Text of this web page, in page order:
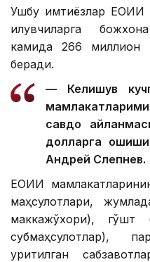
Ушбу имтиёзлар ЕОИИ
қилувчиларга
камида 266 миллион
беради.
— Келишув
савдо
долларга
Андрей Слепнев.
ЕОИИ
маҳсулотлари,
маккажўхори),
субмаҳсулотлар),
қуритилган